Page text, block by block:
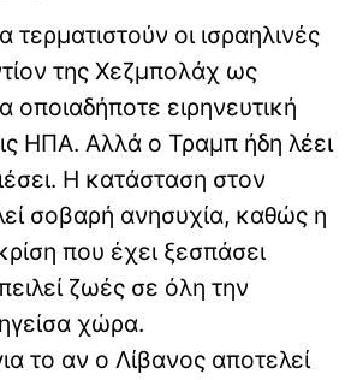
τερματιστούν οι ισραηλινές
της Χεζμπολάχ ως
οποιαδήποτε ειρηνευτική
ΗΠΑ. Αλλά ο Τραμπ ήδη λέει
Η κατάσταση στον
σοβαρή ανησυχία, καθώς η
που έχει ξεσπάσει
ζωές σε όλη την
χώρα.
το αν ο Λίβανος αποτελεί